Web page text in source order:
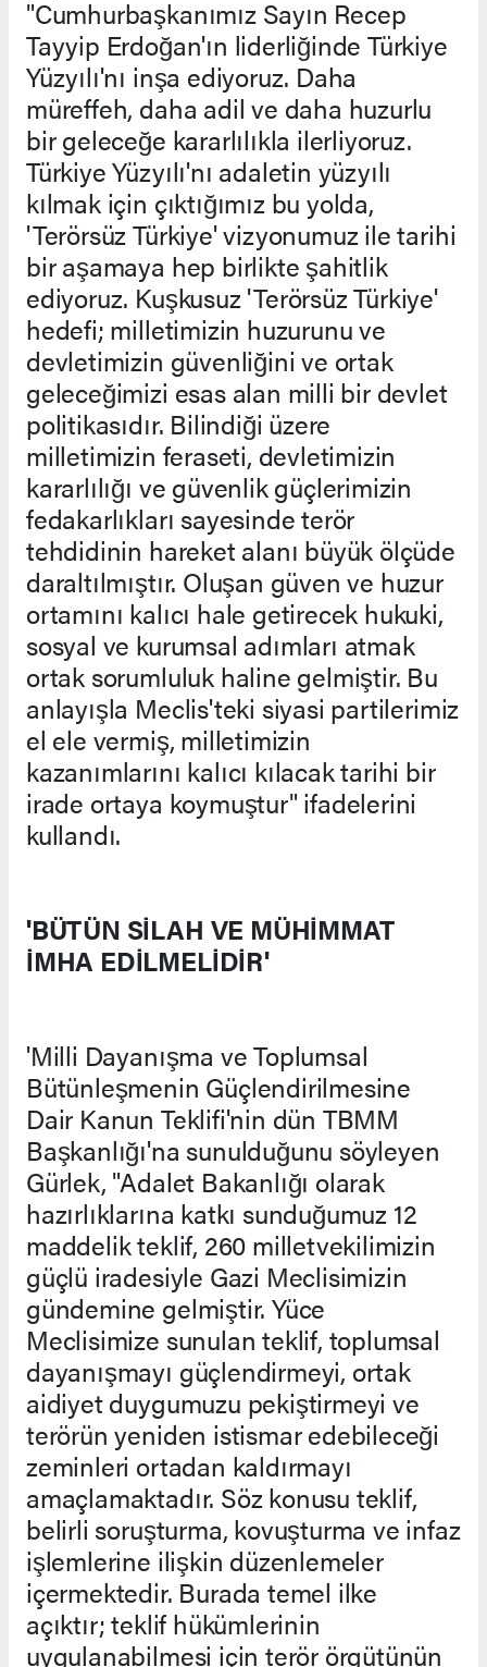
"Cumhurbaşkanımız Sayın Recep
Tayyip Erdoğan'ın liderliğinde Türkiye
Yüzyılı'nı inşa ediyoruz. Daha
müreffeh, daha adil ve daha huzurlu
bir geleceğe kararlılıkla ilerliyoruz.
Türkiye Yüzyılı'nı adaletin yüzyılı
kılmak için çıktığımız bu yolda,
'Terörsüz Türkiye' vizyonumuz ile tarihi
bir aşamaya hep birlikte şahitlik
ediyoruz. Kuşkusuz 'Terörsüz Türkiye'
hedefi; milletimizin huzurunu ve
devletimizin güvenliğini ve ortak
geleceğimizi esas alan milli bir devlet
politikasıdır. Bilindiği üzere
milletimizin feraseti, devletimizin
kararlılığı ve güvenlik güçlerimizin
fedakarlıkları sayesinde terör
tehdidinin hareket alanı büyük ölçüde
daraltılmıştır. Oluşan güven ve huzur
ortamını kalıcı hale getirecek hukuki,
sosyal ve kurumsal adımları atmak
ortak sorumluluk haline gelmiştir. Bu
anlayışla Meclis'teki siyasi partilerimiz
el ele vermiş, milletimizin
kazanımlarını kalıcı kılacak tarihi bir
irade ortaya koymuştur" ifadelerini
kullandı.
'BÜTÜN SİLAH VE MÜHİMMAT
İMHA EDİLMELİDİR'
'Milli Dayanışma ve Toplumsal
Bütünleşmenin Güçlendirilmesine
Dair Kanun Teklifi'nin dün TBMM
Başkanlığı'na sunulduğunu söyleyen
Gürlek, "Adalet Bakanlığı olarak
hazırlıklarına katkı sunduğumuz 12
maddelik teklif, 260 milletvekilimizin
güçlü iradesiyle Gazi Meclisimizin
gündemine gelmiştir. Yüce
Meclisimize sunulan teklif, toplumsal
dayanışmayı güçlendirmeyi, ortak
aidiyet duygumuzu pekiştirmeyi ve
terörün yeniden istismar edebileceği
zeminleri ortadan kaldırmayı
amaçlamaktadır. Söz konusu teklif,
belirli soruşturma, kovuşturma ve infaz
işlemlerine ilişkin düzenlemeler
içermektedir. Burada temel ilke
açıktır; teklif hükümlerinin
uygulanabilmesi için terör örgütünün